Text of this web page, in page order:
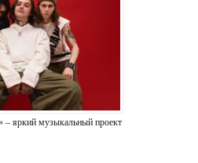
яркий музыкальный проект